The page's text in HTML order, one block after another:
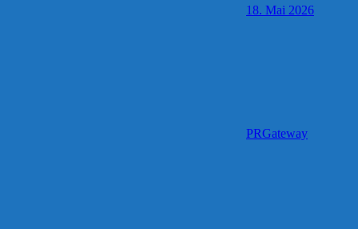
18. Mai 2026
PRGateway